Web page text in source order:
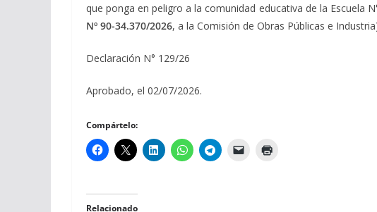
que ponga en peligro a la comunidad educativa de la Escuela
Nº 90-34.370/2026, a la Comisión de Obras Públicas e
Declaración N° 129/26
Aprobado, el 02/07/2026.
Compártelo:
Relacionado